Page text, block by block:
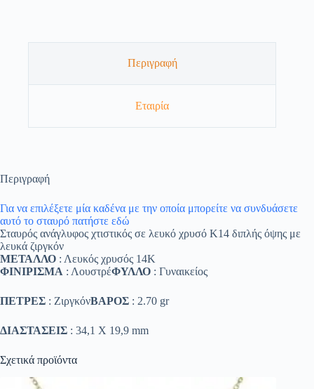
Περιγραφή
Εταιρία
Περιγραφή
Για να επιλέξετε μία καδένα με την οποία μπορείτε να συνδυάσετε
αυτό το σταυρό πατήστε εδώ
Σταυρός ανάγλυφος χτιστικός σε λευκό χρυσό Κ14 διπλής όψης με
λευκά ζιργκόν
ΜΕΤΑΛΛΟ : Λευκός χρυσός 14K
ΦΙΝΙΡΙΣΜΑ : ΛουστρέΦΥΛΛΟ : Γυναικείος
ΠΕΤΡΕΣ : ΖιργκόνΒΑΡΟΣ : 2.70 gr
ΔΙΑΣΤΑΣΕΙΣ : 34,1 Χ 19,9 mm
Σχετικά προϊόντα